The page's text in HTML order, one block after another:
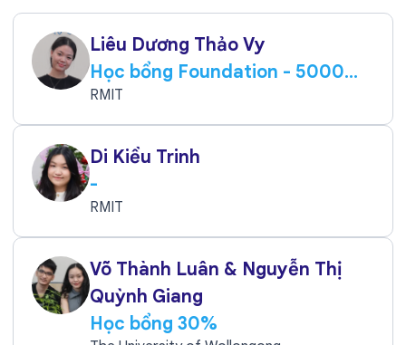
Liêu Dương Thảo Vy
Học bổng Foundation - 5000
AUD
RMIT
Di Kiều Trinh
-
RMIT
Võ Thành Luân & Nguyễn Thị
Quỳnh Giang
Học bổng 30%